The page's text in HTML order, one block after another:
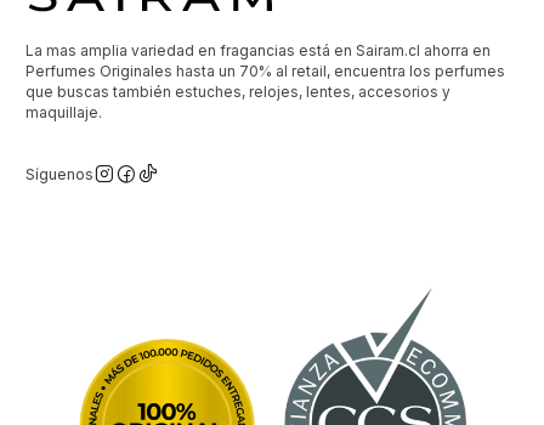
La mas amplia variedad en fragancias está en Sairam.cl ahorra en
Perfumes Originales hasta un 70% al retail, encuentra los perfumes
que buscas también estuches, relojes, lentes, accesorios y
maquillaje.
Síguenos